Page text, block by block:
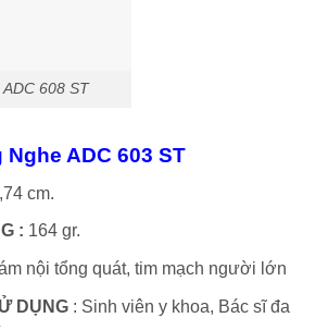
608 ST
ADC 603 ST
cm.
: 164 gr.
nội tổng quát, tim mạch người lớn
DỤNG : Sinh viên y khoa, Bác sĩ đa